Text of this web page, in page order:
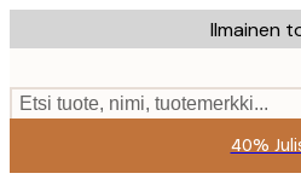
to
content.
Ilmainen
Etsi tuote, nimi, tuotemerkki...
40%